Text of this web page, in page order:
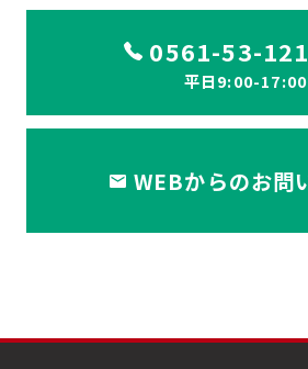
0561-53-
平日9:00-17:00
WEBからのお問